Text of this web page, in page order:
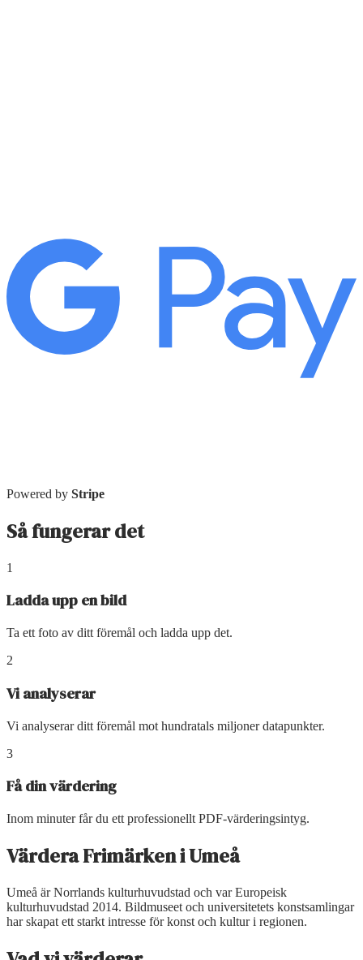
Powered by Stripe
Så fungerar det
1
Ladda upp en bild
Ta ett foto av ditt föremål och ladda upp det.
2
Vi analyserar
Vi analyserar ditt föremål mot hundratals miljoner datapunkter.
3
Få din värdering
Inom minuter får du ett professionellt PDF-värderingsintyg.
Värdera FrimärkeniUmeå
Umeå är Norrlands kulturhuvudstad och var Europeisk
kulturhuvudstad 2014. Bildmuseet och universitetets konstsamlingar
har skapat ett starkt intresse för konst och kultur i regionen.